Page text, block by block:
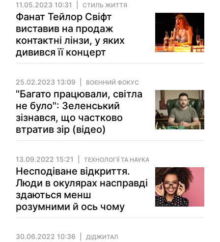
11.05.2023 10:31 СТИЛЬ ЖИТТЯ
Фанат Тейлор Свіфт
виставив на продаж
контактні лінзи, у яких
дивився її концерт
25.02.2023 13:09 ВОЄННИЙ ФОКУС
"Багато працювали, світла
не було": Зеленський
зізнався, що частково
втратив зір (відео)
13.09.2022 15:21 ТЕХНОЛОГІЇ ТА НАУКА
Несподіване відкриття.
Люди в окулярах насправді
здаються менш
розумними й ось чому
30.06.2022 10:36 ДІДЖИТАЛ